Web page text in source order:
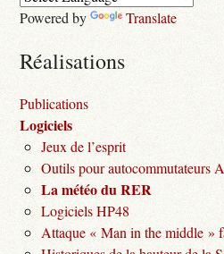
Powered by Translate
Réalisations
Publications
Logiciels
Jeux de l’esprit
Outils pour autocommutateurs
La météo du RER
Logiciels HP48
Attaque « Man in the middle »